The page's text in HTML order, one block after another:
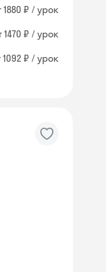
1880 ₽ / урок
1470 ₽ / урок
1092 ₽ / урок